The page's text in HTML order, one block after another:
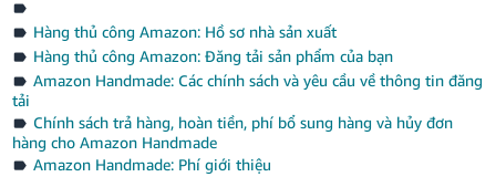
Hàng thủ công Amazon: Hồ sơ nhà sản xuất
Hàng thủ công Amazon: Đăng tải sản phẩm của bạn
Amazon Handmade: Các chính sách và yêu cầu về thông tin đăng
tải
Chính sách trả hàng, hoàn tiền, phí bổ sung hàng và hủy đơn
hàng cho Amazon Handmade
Amazon Handmade: Phí giới thiệu